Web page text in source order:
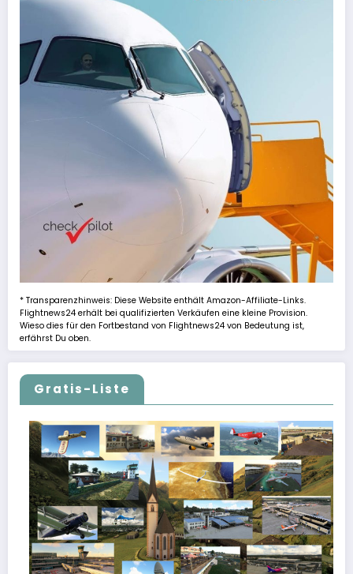
* Transparenzhinweis: Diese Website enthält Amazon-Affiliate-Links.
Flightnews24 erhält bei qualifizierten Verkäufen eine kleine Provision.
Wieso dies für den Fortbestand von Flightnews24 von Bedeutung ist,
erfährst Du oben.
Gratis-Liste